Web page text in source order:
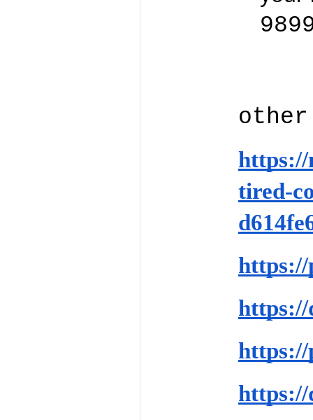
https://
tired-
https://
https://
https://